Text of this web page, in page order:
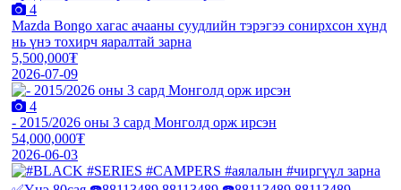
4
Mazda Bongo хагас ачааны суудлийн тэрэгээ сонирхсон хүнд
нь үнэ тохирч яаралтай зарна
5,500,000₮
2026-07-09
4
- 2015/2026 оны 3 сард Монголд орж ирсэн
54,000,000₮
2026-06-03